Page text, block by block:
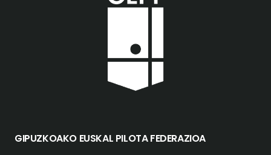
GIPUZKOAKO EUSKAL PILOTA FEDERAZIOA